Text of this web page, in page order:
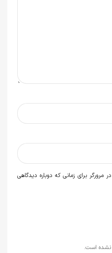
نشده است.
برای زمانی که دوباره دیدگاهی